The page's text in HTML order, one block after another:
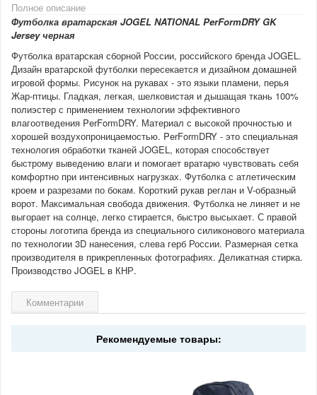
Полное описание
Футболка вратарская JOGEL NATIONAL PerFormDRY GK
Jersey черная
Футболка вратарская сборной России, российского бренда JOGEL.
Дизайн вратарской футболки пересекается и дизайном домашней
игровой формы. Рисунок на рукавах - это языки пламени, перья
Жар-птицы. Гладкая, легкая, шелковистая и дышащая ткань 100%
полиэстер с применением технологии эффективного
влагоотведения PerFormDRY. Материал с высокой прочностью и
хорошей воздухопроницаемостью. PerFormDRY - это специальная
технология обработки тканей JOGEL, которая способствует
быстрому выведению влаги и помогает вратарю чувствовать себя
комфортно при интенсивных нагрузках. Футболка с атлетическим
кроем и разрезами по бокам. Короткий рукав реглан и V-образный
ворот. Максимальная свобода движения. Футболка не линяет и не
выгорает на солнце, легко стирается, быстро высыхает. С правой
стороны логотипа бренда из специального силиконового материала
по технологии 3D нанесения, слева герб России. Размерная сетка
производителя в прикрепленных фотографиях. Деликатная стирка.
Производство JOGEL в КНР.
Комментарии
Рекомендуемые товары: